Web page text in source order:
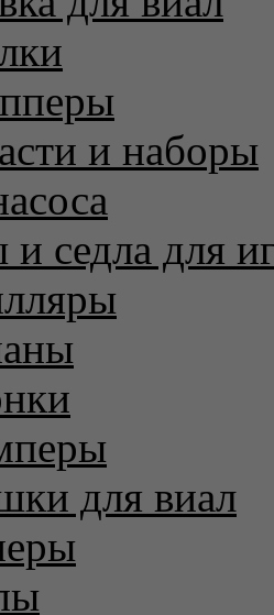
и наборы
седла для
для виал